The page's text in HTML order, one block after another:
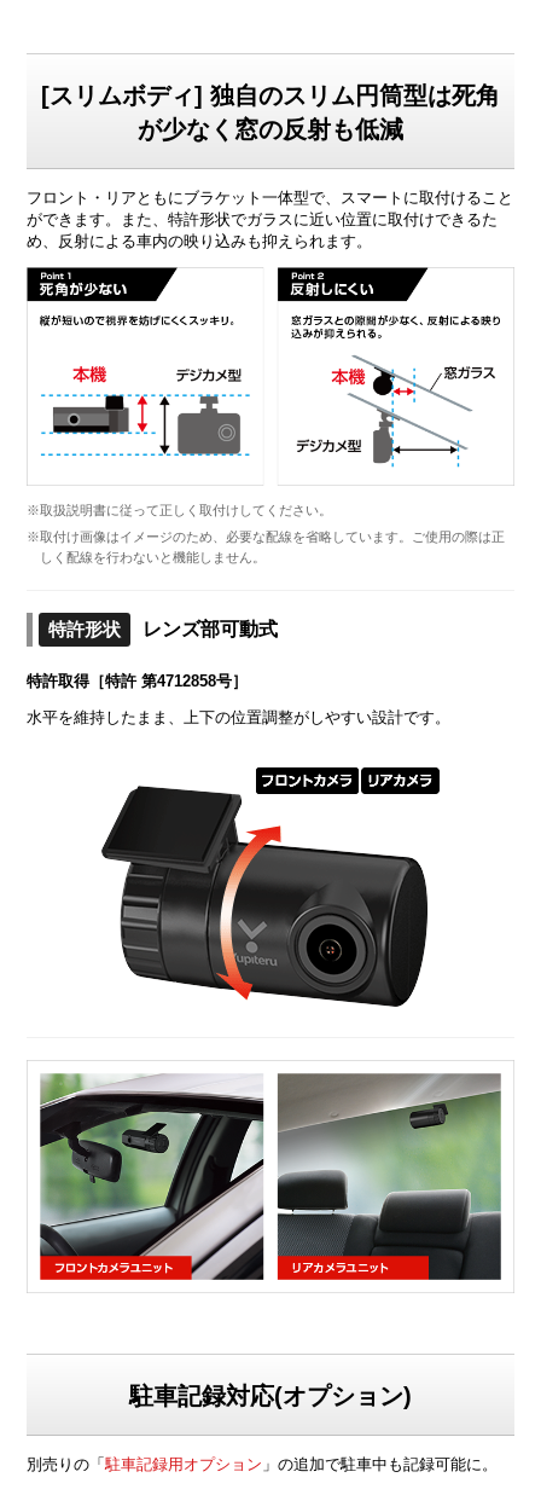
[スリムボディ] 独自のスリム円筒型は死角
が少なく窓の反射も低減
フロント・リアともにブラケット一体型で、スマートに取付けること
ができます。また、特許形状でガラスに近い位置に取付けできるた
め、反射による車内の映り込みも抑えられます。
※取扱説明書に従って正しく取付けしてください。
※取付け画像はイメージのため、必要な配線を省略しています。ご使用の際は正
しく配線を行わないと機能しません。
特許形状 レンズ部可動式
特許取得［特許 第4712858号］
水平を維持したまま、上下の位置調整がしやすい設計です。
駐車記録対応(オプション)
別売りの「駐車記録用オプション 」の追加で駐車中も記録可能に。